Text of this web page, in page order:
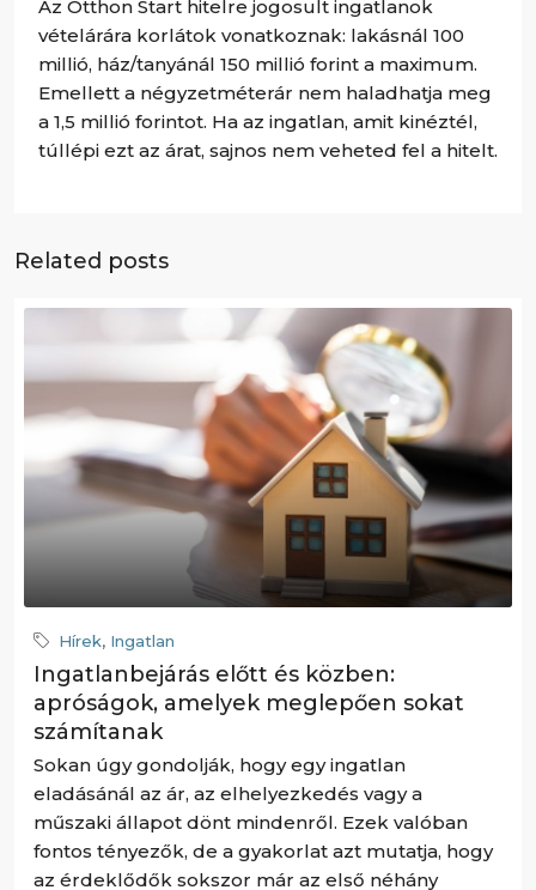
Az Otthon Start hitelre jogosult ingatlanok
vételárára korlátok vonatkoznak: lakásnál 100
millió, ház/tanyánál 150 millió forint a maximum.
Emellett a négyzetméterár nem haladhatja meg
a 1,5 millió forintot. Ha az ingatlan, amit kinéztél,
túllépi ezt az árat, sajnos nem veheted fel a hitelt.
Related posts
Hírek, Ingatlan
Ingatlanbejárás előtt és közben:
apróságok, amelyek meglepően sokat
számítanak
Sokan úgy gondolják, hogy egy ingatlan
eladásánál az ár, az elhelyezkedés vagy a
műszaki állapot dönt mindenről. Ezek valóban
fontos tényezők, de a gyakorlat azt mutatja, hogy
az érdeklődők sokszor már az első néhány